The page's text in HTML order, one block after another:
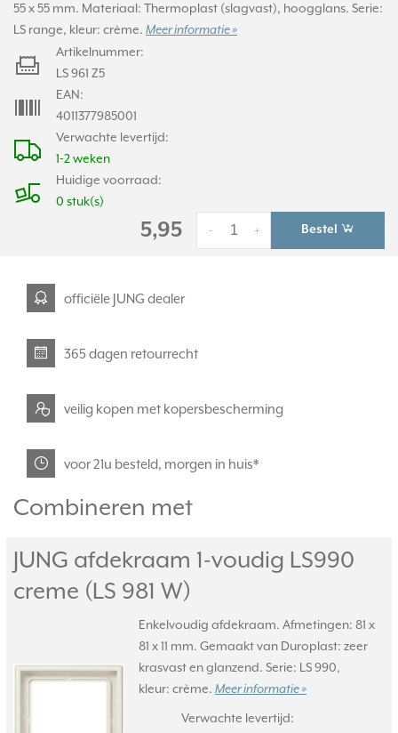
55 x 55 mm. Materiaal: Thermoplast (slagvast), hoogglans. Serie:
LS range, kleur: crème. Meer informatie »
Verwachte levertijd:
1-2 weken
Huidige voorraad:
0 stuk(s)
Artikelnummer:
LS 961 Z5
EAN:
4011377985001
5,95 +
- Bestel
officiële JUNG dealer
365 dagen retourrecht
veilig kopen met kopersbescherming
voor 21u besteld, morgen in huis*
Combineren met
JUNG afdekraam 1-voudig LS990
creme (LS 981 W)
Enkelvoudig afdekraam. Afmetingen: 81 x
81 x 11 mm. Gemaakt van Duroplast: zeer
krasvast en glanzend. Serie: LS 990,
kleur: crème. Meer informatie »
Verwachte levertijd: